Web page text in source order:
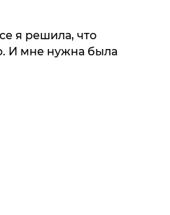
я решила, что
И мне нужна была